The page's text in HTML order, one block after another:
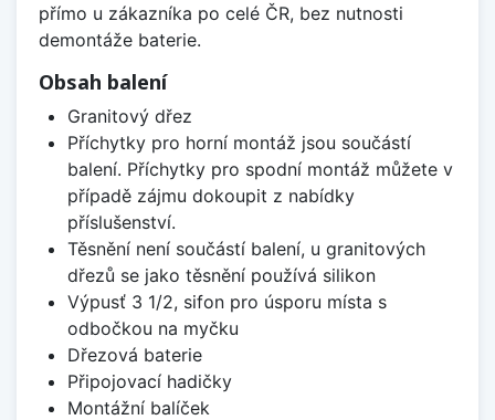
přímo u zákazníka po celé ČR, bez nutnosti
demontáže baterie.
Obsah balení
Granitový dřez
Příchytky pro horní montáž jsou součástí
balení. Příchytky pro spodní montáž můžete v
případě zájmu dokoupit z nabídky
příslušenství.
Těsnění není součástí balení, u granitových
dřezů se jako těsnění používá silikon
Výpusť 3 1/2, sifon pro úsporu místa s
odbočkou na myčku
Dřezová baterie
Připojovací hadičky
Montážní balíček